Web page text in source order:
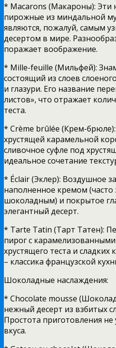
* Macarons (Макароны): Эти
пирожные из миндальной
являются, пожалуй, самым
десертом в мире.
поражает воображение.
* Mille-feuille (Мильфей):
состоящий из слоев
и глазури. Его название
листов», что отражает
теста.
* Crème brûlée (Крем-
хрустящей карамельной
сливочное суфле под
идеальное сочетание
* Éclair (Эклер): Воздушное
наполненное кремом
шоколадным) и покрытое
элегантный десерт.
* Tarte Tatin (Тарт Татен):
пирог с
хрустящего теста и
– классика французской
Шоколадные наслаждения:
* Chocolate mousse
нежный десерт из взбитых
Простота приготовления не
вкуса.